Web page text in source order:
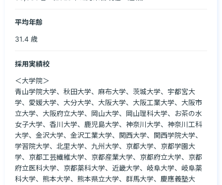
平均年齢
31.4 歳
採用実績校
＜大学院＞
青山学院大学、秋田大学、麻布大学、茨城大学、宇都宮大
学、愛媛大学、大分大学、大阪大学、大阪工業大学、大阪市
立大学、大阪府立大学、岡山大学、岡山理科大学、お茶の水
女子大学、香川大学、鹿児島大学、神奈川大学、神奈川工科
大学、金沢大学、金沢工業大学、関西大学、関西学院大学、
学習院大学、北里大学、九州大学、京都大学、京都学園大
学、京都工芸繊維大学、京都産業大学、京都府立大学、京都
府立医科大学、京都薬科大学、近畿大学、岐阜大学、岐阜薬
科大学、熊本大学、熊本県立大学、群馬大学、慶應義塾大